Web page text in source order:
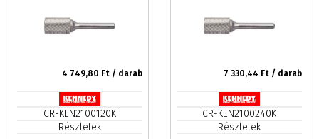
4 749,80 Ft / darab
CR-KEN2100120K
Részletek
7 330,44 Ft / darab
CR-KEN2100240K
Részletek